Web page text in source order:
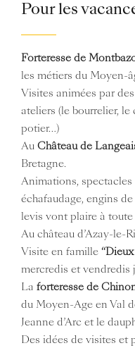
Pour les
Forteresse de
les métiers du Moyen-
Visites animées par
ateliers (le bourrelier,
potier…)
Au Château de
Bretagne.
Animations, spectacles
échafaudage, engins
levis vont plaire à
Au château d’Azay-le-
Visite en famille
mercredis et vendredis
La forteresse de
du Moyen-Age en Val
Jeanne d’Arc et le
Des idées de visites et